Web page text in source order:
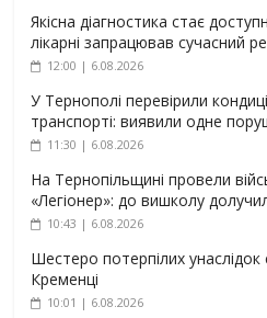
Якісна діагностика стає
лікарні запрацював сучасний
12:00 | 6.08.2026
У Тернополі перевірили
транспорті: виявили одне
11:30 | 6.08.2026
На Тернопільщині провели
«Легіонер»: до вишколу
10:43 | 6.08.2026
Шестеро потерпілих унаслідок
Кременці
10:01 | 6.08.2026